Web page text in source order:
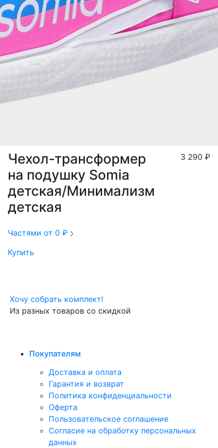
Чехол-трансформер
на подушку Somia
детская/Минимализм
детская
3 290 ₽
Частями от 0 ₽
Купить
Хочу собрать комплект!
Из разных товаров со скидкой
Покупателям
Доставка и оплата
Гарантия и возврат
Политика конфиденциальности
Оферта
Пользовательское соглашение
Согласие на обработку персональных
данных